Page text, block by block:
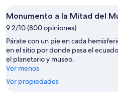
Monumento a la Mitad del
9.2/10 (800 opiniones)
Párate con un pie en cada
en el sitio por donde pasa el
el planetario y museo.
Ver menos
Ver propiedades